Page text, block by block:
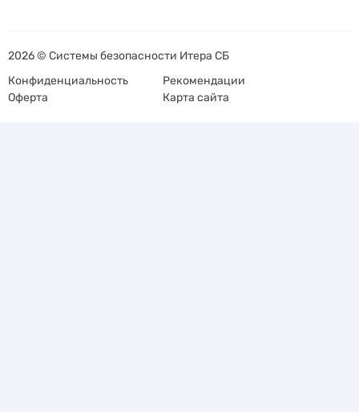
2026 © Системы безопасности Итера СБ
Конфиденциальность
Рекомендации
Оферта
Карта сайта